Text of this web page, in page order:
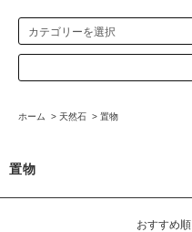
ホーム > 天然石 > 置物
置物
おすすめ順